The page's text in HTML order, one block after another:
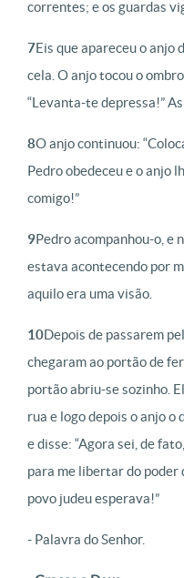
correntes; e os guardas
7Eis que apareceu o anjo
cela. O anjo tocou o
“Levanta-te depressa!”
8O anjo continuou:
Pedro obedeceu e o anjo
comigo!”
9Pedro acompanhou-o, e
estava acontecendo por
aquilo era uma visão.
10Depois de passarem
chegaram ao portão de
portão abriu-se sozinho.
rua e logo depois o anjo o
e disse: “Agora sei, de
para me libertar do poder
povo judeu esperava!”
- Palavra do Senhor.